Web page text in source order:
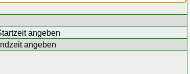
angeben
angeben